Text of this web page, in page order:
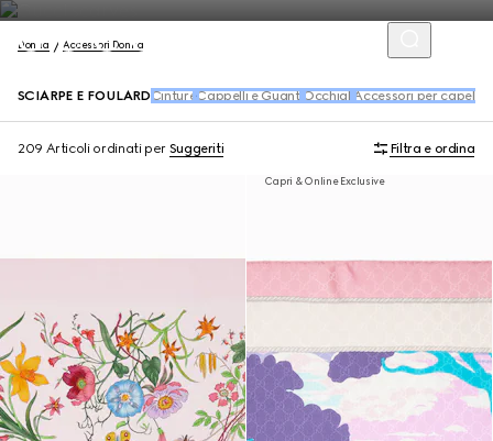
Donna Accessori Donna
SCIARPE E FOULARD CintureCappelli e Guanti Occhiali Accessori per capelli
209 Articoli ordinati per Suggeriti Filtra e ordina
Capri & Online Exclusive